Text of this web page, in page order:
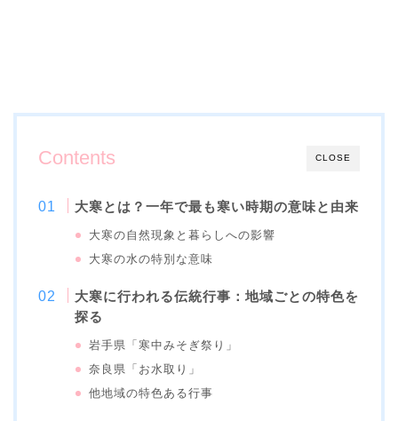
CLOSE
Contents
大寒とは？一年で最も寒い時期の意味と由来
大寒の自然現象と暮らしへの影響
大寒の水の特別な意味
大寒に行われる伝統行事：地域ごとの特色を
探る
岩手県「寒中みそぎ祭り」
奈良県「お水取り」
他地域の特色ある行事